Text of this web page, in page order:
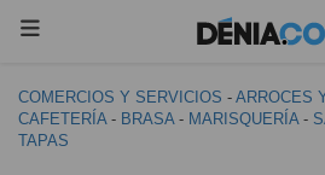
COMERCIOS Y SERVICIOS - ARROCES
CAFETERÍA- BRASA- MARISQUERÍA-
TAPAS